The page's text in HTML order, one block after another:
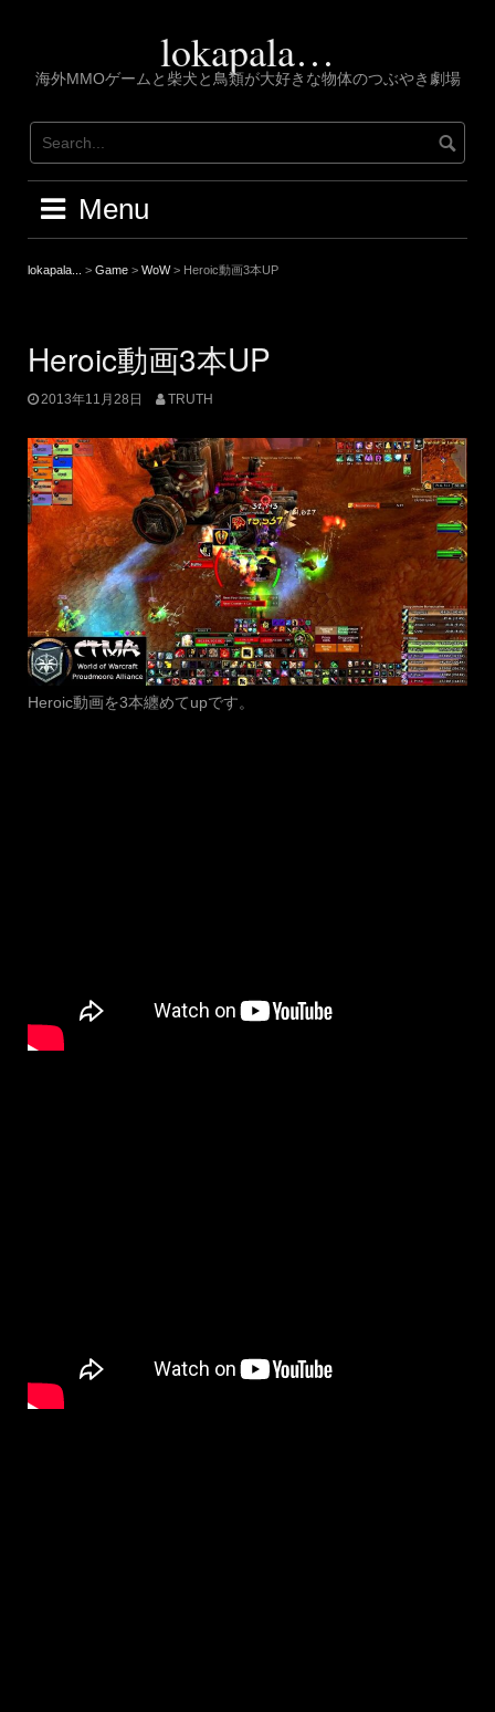
lokapala…
海外MMOゲームと柴犬と鳥類が大好きな物体のつぶやき劇場
Menu
lokapala... > Game > WoW> Heroic動画3本UP
Heroic動画3本UP
2013年11月28日 TRUTH
Heroic動画を3本纏めてupです。